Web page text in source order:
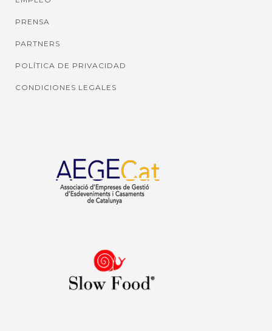
PRENSA
PARTNERS
POLÍTICA DE PRIVACIDAD
CONDICIONES LEGALES